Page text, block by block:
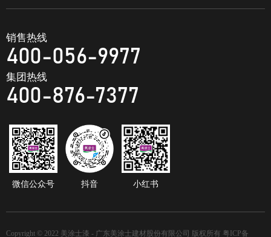
销售热线
400-056-9977
集团热线
400-876-7377
微信公众号 抖音 小红书
Copyright © 2022 美涂士漆 - 广东美涂士建材股份有限公司 版权所有 粤ICP备